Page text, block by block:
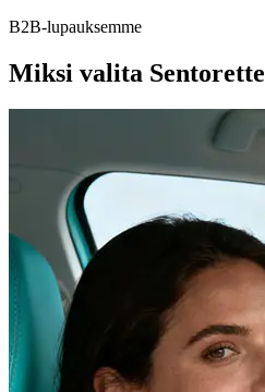
B2B-lupauksemme
Miksi valita Sentorette